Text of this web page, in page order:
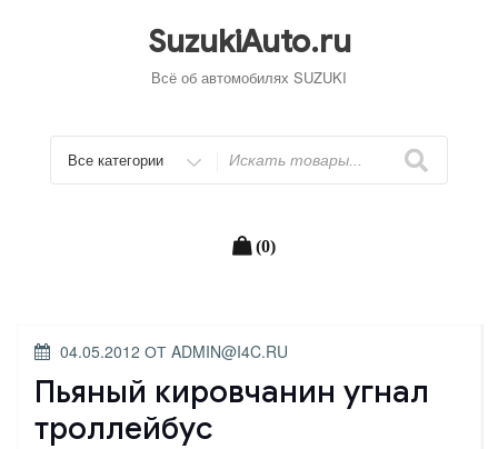
SuzukiAuto.ru
Всё об автомобилях SUZUKI
Искать
(0)
ОПУБЛИКОВАНО
04.05.2012 ОТ ADMIN@I4C.RU
Пьяный кировчанин угнал
троллейбус